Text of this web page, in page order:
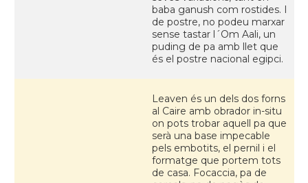
baba ganush com rostides. I
de postre, no podeu marxar
sense tastar l´Om Aali, un
puding de pa amb llet que
és el postre nacional egipci.
Leaven és un dels dos forns
al Caire amb obrador in-situ
on pots trobar aquell pa que
serà una base impecable
pels embotits, el pernil i el
formatge que portem tots
de casa. Focaccia, pa de